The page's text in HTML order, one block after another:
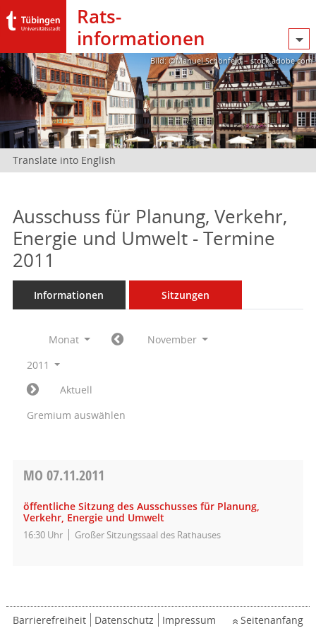
Rats­
informationen
Bild: @Manuel Schönfeld – stock.adobe.com
Translate into English
Ausschuss für Planung, Verkehr,
Energie und Umwelt - Termine
2011
Informationen Sitzungen
Monat
November
2011
Aktuell
Gremium auswählen
MO 07.11.2011
öffentliche Sitzung des Ausschusses für Planung,
Verkehr, Energie und Umwelt
16:30 Uhr Großer Sitzungssaal des Rathauses
Barrierefreiheit Datenschutz Impressum Seitenanfang